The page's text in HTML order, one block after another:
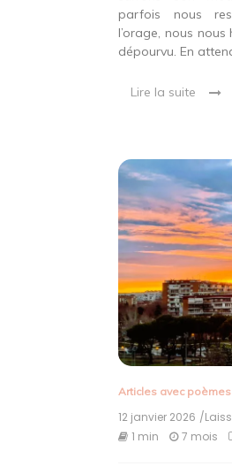
parfois nous
l’orage, nous
dépourvu. En
Lire la suite
Articles avec poèmes
12 janvier 2026 /
1 min 7 mois